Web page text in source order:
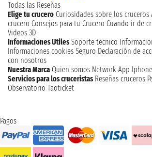
Todas las Reseñas
Elige tu crucero Curiosidades sobre los cruceros
crucero Consejos para tu Crucero Cuando ir de
Videos 3D
Informaciones Utiles Soporte técnico
Informaciones cookies Seguro Declaración de
con nosotros
Nuestra Marca Quien somos Network App Iphone
Servicios para los cruceristas Reseñas cruceros
Observatorio Taoticket
Pagos